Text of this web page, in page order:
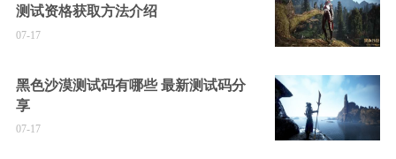
测试资格获取方法介绍
07-17
黑色沙漠测试码有哪些 最新测试码分
享
07-17